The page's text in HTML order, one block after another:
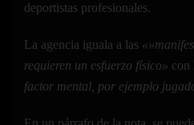
deportistas profesionales.
La agencia iguala a las
requieren un esfuerzo físico» con
factor mental, por ejemplo